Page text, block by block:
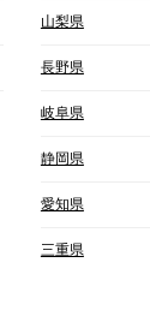
山梨県
長野県
岐阜県
静岡県
愛知県
三重県